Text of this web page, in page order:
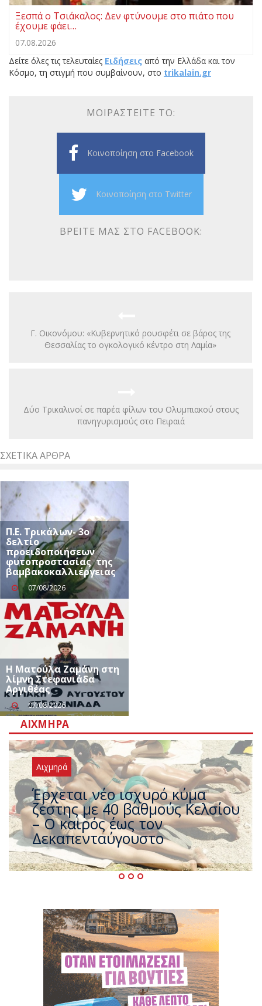
Ξεσπά ο Τσιάκαλος: Δεν φτύνουμε στο πιάτο που
έχουμε φάει…
07.08.2026
Δείτε όλες τις τελευταίες Ειδήσεις από την Ελλάδα και τον
Κόσμο, τη στιγμή που συμβαίνουν, στο trikalain.gr
ΜΟΙΡΑΣΤΕΊΤΕ ΤΟ:
Κοινοποίηση στο Facebook
Κοινοποίηση στο Twitter
ΒΡΕΊΤΕ ΜΑΣ ΣΤΟ FACEBOOK:
Γ. Οικονόμου: «Κυβερνητικό ρουσφέτι σε βάρος της
Θεσσαλίας το ογκολογικό κέντρο στη Λαμία»
Δύο Τρικαλινοί σε παρέα φίλων του Ολυμπιακού στους
πανηγυρισμούς στο Πειραιά
ΣΧΕΤΙΚΆ ΆΡΘΡΑ
Π.Ε. Τρικάλων- 3ο
δελτίο
προειδοποιήσεων
φυτοπροστασίας της
βαμβακοκαλλιέργειας
07/08/2026
Η Ματούλα Ζαμάνη στη
λίμνη Στεφανιάδα
Αργιθέας
07/08/2026
ΑΙΧΜΗΡΆ
Αιχμηρά
Άφαντος ο Τσίπρας… την ώρα
που η χώρα καίγεται